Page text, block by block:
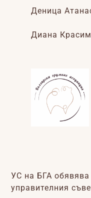
Деница
Диана
УС на БГА
управителния